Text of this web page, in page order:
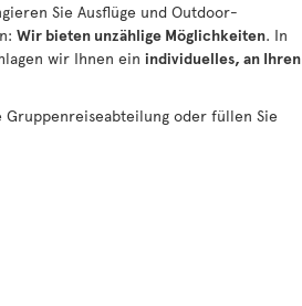
Sie Ausflüge und Outdoor-
Wir bieten unzählige Möglichkeiten. In
wir Ihnen ein individuelles, an Ihren
oder füllen Sie